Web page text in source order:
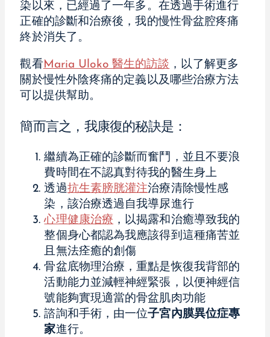
染以來，已經過了一年多。在透過手術進行
正確的診斷和治療後，我的慢性骨盆腔疼痛
終於消失了。
觀看Maria Uloko 醫生的訪談 ，以了解更多
關於慢性外陰疼痛的定義以及哪些治療方法
可以提供幫助。
簡而言之，我康復的秘訣是：
繼續為正確的診斷而奮鬥，並且不要浪
費時間在不認真對待我的醫生身上
透過抗生素膀胱灌注治療清除慢性感
染，該治療透過自我導尿進行
心理健康治療 ，以揭露和治癒導致我的
整個身心都認為我應該得到這種痛苦並
且無法痊癒的創傷
骨盆底物理治療，重點是恢復我背部的
活動能力並減輕神經緊張，以便神經信
號能夠實現適當的骨盆肌肉功能
諮詢和手術，由一位子宮內膜異位症專
家進行。